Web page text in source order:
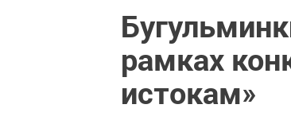
рамках
истокам»